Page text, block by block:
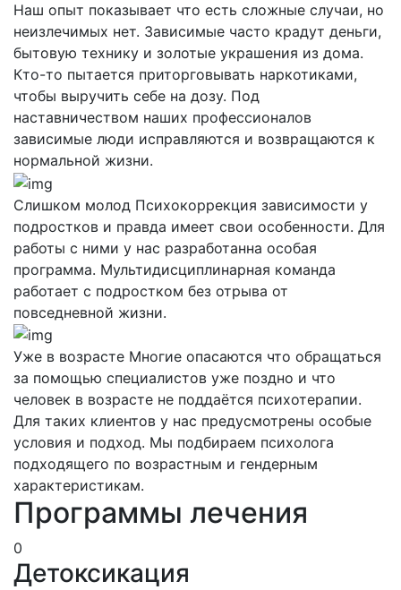
Наш опыт показывает что есть сложные случаи, но
неизлечимых нет. Зависимые часто крадут деньги,
бытовую технику и золотые украшения из дома.
Кто-то пытается приторговывать наркотиками,
чтобы выручить себе на дозу. Под
наставничеством наших профессионалов
зависимые люди исправляются и возвращаются к
нормальной жизни.
Слишком молод Психокоррекция зависимости у
подростков и правда имеет свои особенности. Для
работы с ними у нас разработанна особая
программа. Мультидисциплинарная команда
работает с подростком без отрыва от
повседневной жизни.
Уже в возрасте Многие опасаются что обращаться
за помощью специалистов уже поздно и что
человек в возрасте не поддаётся психотерапии.
Для таких клиентов у нас предусмотрены особые
условия и подход. Мы подбираем психолога
подходящего по возрастным и гендерным
характеристикам.
Программы лечения
0
Детоксикация